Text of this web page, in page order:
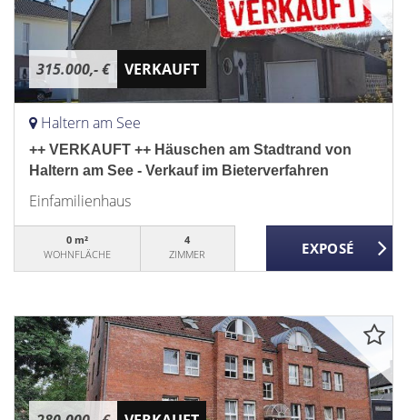
315.000,- € VERKAUFT
Haltern am See
++ VERKAUFT ++ Häuschen am Stadtrand von
Haltern am See - Verkauf im Bieterverfahren
Einfamilienhaus
0 m²
WOHNFLÄCHE
4
ZIMMER